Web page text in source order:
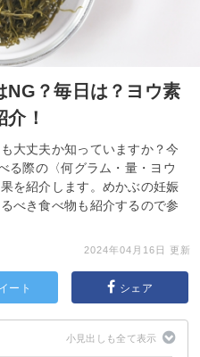
NG？毎日は？ヨウ素
！
大丈夫か知っていますか？今
る際の〈何グラム・量・ヨウ
を紹介します。めかぶの妊娠
べき食べ物も紹介するので参
2024年04月16日 更新
ート シェア